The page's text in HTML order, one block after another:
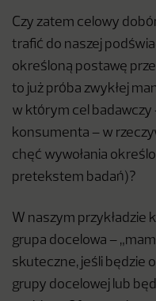
Czy zatem celowy
trafić do naszej
określoną postawę
to już próba zwykłej
w którym cel badawczy
konsumenta – w
chęć wywołania
pretekstem badań)?
W naszym przykładzie
grupa docelowa –
skuteczne, jeśli będzie
grupy docelowej lub